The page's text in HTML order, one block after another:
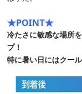
★POINT★
冷たさに敏感な場所
プ！
特に暑い日にはクー